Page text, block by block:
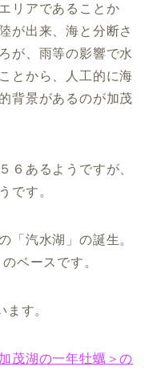
リアであることか
が出来、海と分断さ
が、雨等の影響で水
とから、人工的に海
背景があるのが加茂
６あるようですが、
です。
「汽水湖」の誕生。
ベースです。
ます。
茂湖の一年牡蠣＞の